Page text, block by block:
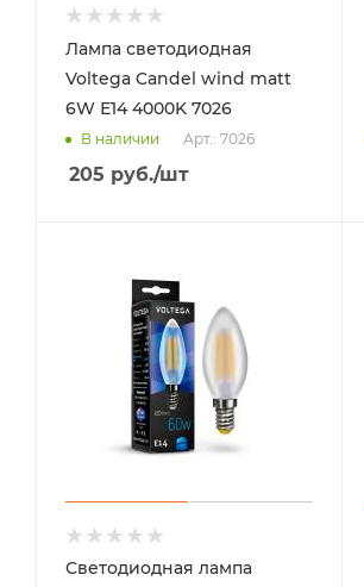
Лампа светодиодная
Voltega Candel wind matt
6W Е14 4000K 7026
В наличии Арт.: 7026
205 руб./шт
Светодиодная лампа